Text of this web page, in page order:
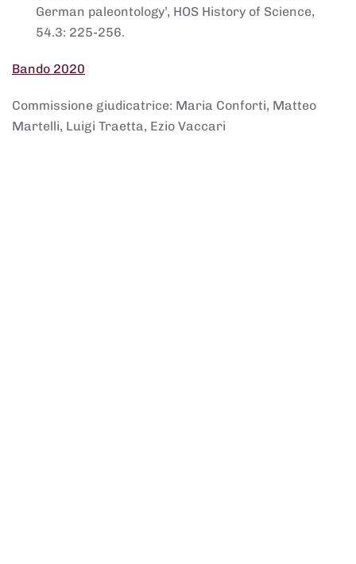
German paleontology’, HOS History of Science,
54.3: 225-256.
Bando 2020
Commissione giudicatrice: Maria Conforti, Matteo
Martelli, Luigi Traetta, Ezio Vaccari